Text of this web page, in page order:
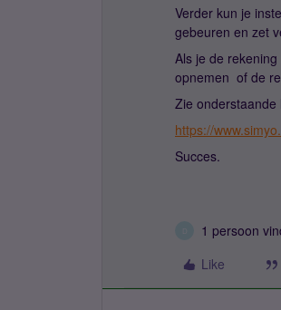
Verder kun je
gebeuren en zet
Als je de
opnemen of de
Zie onderstaande
https://
Succes.
1 persoon
Like